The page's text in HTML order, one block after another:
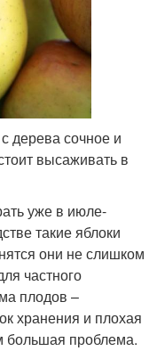
дерева сочное и
высаживать в
уже в июле-
такие яблоки
они не слишком
частного
плодов –
хранения и плохая
большая проблема.